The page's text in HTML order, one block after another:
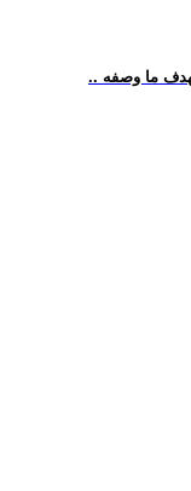
ما وصفه